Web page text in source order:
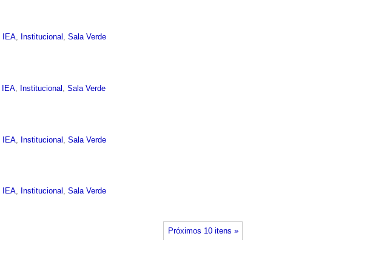
IEA, Institucional ,Sala Verde
IEA Institucional ,Sala Verde
IEA Institucional ,Sala Verde
IEA, Institucional ,Sala Verde
Próximos 10 itens »